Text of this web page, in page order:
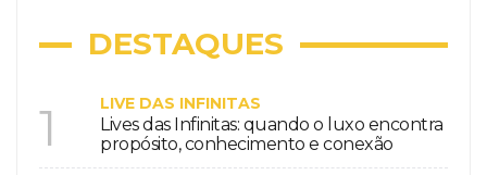
DESTAQUES
1 LIVE DAS INFINITAS
Lives das Infinitas: quando o luxo encontra
propósito, conhecimento e conexão